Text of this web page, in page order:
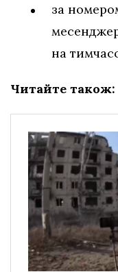
за
на
Читайте також: